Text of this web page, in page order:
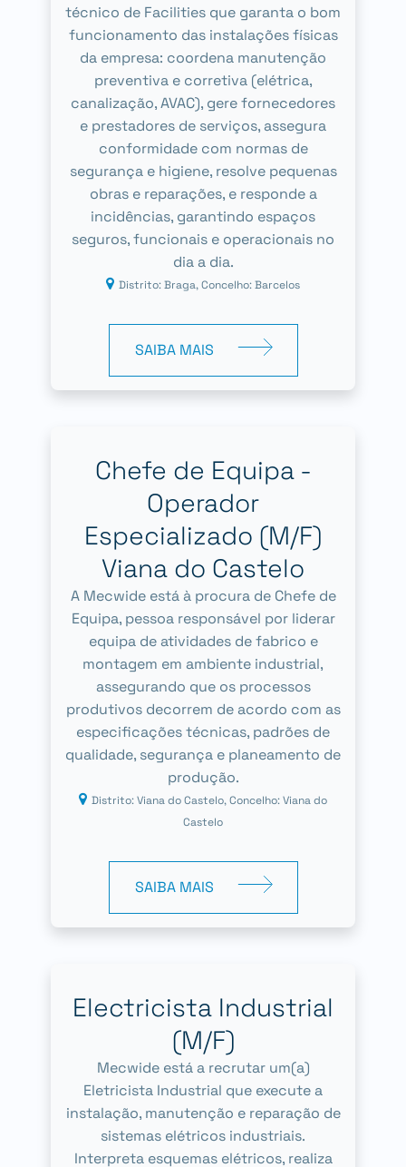
técnico de Facilities que garanta o bom
funcionamento das instalações físicas
da empresa: coordena manutenção
preventiva e corretiva (elétrica,
canalização, AVAC), gere fornecedores
e prestadores de serviços, assegura
conformidade com normas de
segurança e higiene, resolve pequenas
obras e reparações, e responde a
incidências, garantindo espaços
seguros, funcionais e operacionais no
dia a dia.
Distrito: Braga, Concelho: Barcelos
SAIBA MAIS
Chefe de Equipa -
Operador
Especializado (M/F)
Viana do Castelo
A Mecwide está à procura de Chefe de
Equipa, pessoa responsável por liderar
equipa de atividades de fabrico e
montagem em ambiente industrial,
assegurando que os processos
produtivos decorrem de acordo com as
especificações técnicas, padrões de
qualidade, segurança e planeamento de
produção.
Distrito: Viana do Castelo, Concelho: Viana do
Castelo
SAIBA MAIS
Electricista Industrial
(M/F)
Mecwide está a recrutar um(a)
Eletricista Industrial que execute a
instalação, manutenção e reparação de
sistemas elétricos industriais.
Interpreta esquemas elétricos, realiza